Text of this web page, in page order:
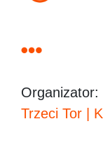
Organizator:
Trzeci Tor |